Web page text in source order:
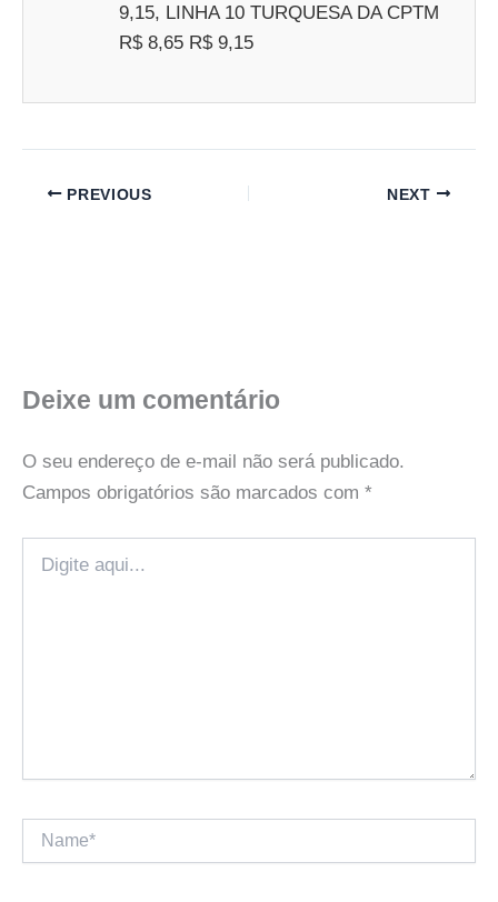
9,15, LINHA 10 TURQUESA DA CPTM
R$ 8,65 R$ 9,15
PREVIOUS NEXT
Deixe um comentário
O seu endereço de e-mail não será publicado.
Campos obrigatórios são marcados com *
aqui...
Name*